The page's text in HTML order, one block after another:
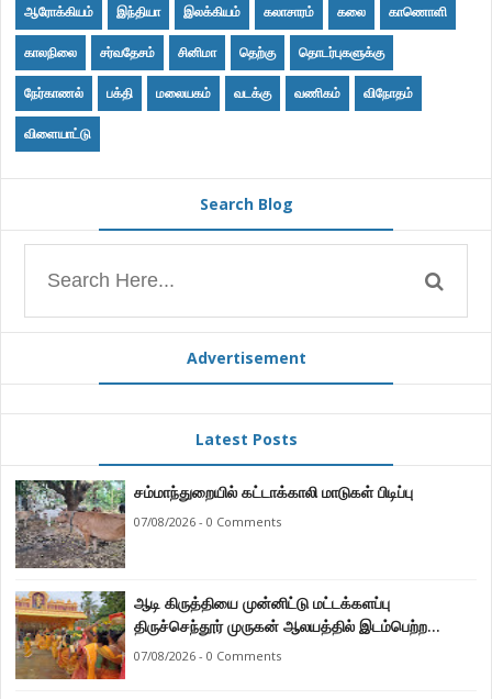
ஆரோக்கியம் இந்தியா இலக்கியம் கலாசாரம் கலை காணொளி
காலநிலை சர்வதேசம் சினிமா தெற்கு தொடர்புகளுக்கு
நேர்காணல் பக்தி மலையகம் வடக்கு வணிகம் விநோதம்
விளையாட்டு
Search Blog
Advertisement
Latest Posts
சம்மாந்துறையில் கட்டாக்காலி மாடுகள் பிடிப்பு
07/08/2026 - 0 Comments
ஆடி கிருத்தியை முன்னிட்டு மட்டக்களப்பு
திருச்செந்தூர் முருகன் ஆலயத்தில் இடம்பெற்ற
பால்குட பவனி 1008 சங்கா ஆபிஷேக நிகழ்வு.
07/08/2026 - 0 Comments